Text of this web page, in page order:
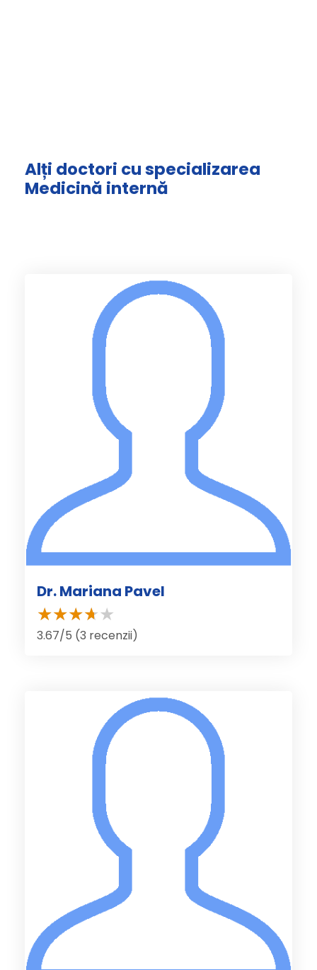
Alți doctori cu specializarea
Medicină internă
Dr. Mariana Pavel
3.67/5 (3 recenzii)